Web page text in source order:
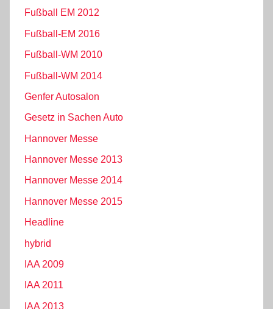
Fußball EM 2012
Fußball-EM 2016
Fußball-WM 2010
Fußball-WM 2014
Genfer Autosalon
Gesetz in Sachen Auto
Hannover Messe
Hannover Messe 2013
Hannover Messe 2014
Hannover Messe 2015
Headline
hybrid
IAA 2009
IAA 2011
IAA 2013